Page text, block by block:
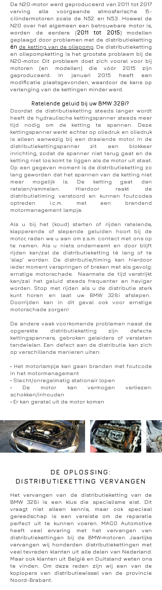
De N20-motor werd geproduceerd van 2011 tot 2017
verving alle voorgaande atmosferische 6-
cilindermotoren zoals de N52 en N53. Hoewel de
N20 over het algemeen een betrouwbare motor is,
worden de eerdere (2011 tot 2015) modellen
geplaagd door problemen met de distributieketting
én de ketting van de oliepomp . De distributieketting
en oliepompketting is het grootste probleem bij de
N20-motor. Dit probleem doet zich vooral voor bij
motoren (en modellen) die vóór 2015 zijn
geproduceerd. In januari 2015 heeft een
modificatie plaatsgevonden, waardoor de kans op
verlenging van de kettingen minder werd.
Ratelende geluid bij uw BMW 328i?
Doordat de distributieketting steeds langer wordt
heeft de hydraulische kettingspanner steeds meer
tijd nodig om de ketting te spannen. Deze
kettingspanner werkt echter op oliedruk en oliedruk
is alleen aanwezig bij een draaiende motor. In de
distributiekettingspanner zit een blokkeer
inrichting, zodat de spanner niet terug gaat en de
ketting niet los komt te liggen als de motor uit staat.
Op een gegeven moment is de distributieketting zo
lang geworden dat het spannen van de ketting niet
meer mogelijk is. De ketting gaat dan
ratelen/rammelen. Hierdoor raakt de
distributietiming verstoord en kunnen foutcodes
optreden i.c.m. met een brandend
motormanagement lampje.
Als u bij het (koud) starten of rijden ratelende,
klapperende of slepende geluiden hoort bij de
motor, raden we u aan om z.s.m. contact met ons op
te nemen. Als u niets onderneemt en door blijft
rijden kan/zal de distributieketting té lang of te
‘slap’ worden. De distributie/timing kan hierdoor
ieder moment verspringen of breken met als gevolg:
ernstige motorschade. Naarmate de tijd verstrijkt
kan/zal het geluid steeds frequenter en heviger
worden. Stop met rijden als u de distributie sterk
kunt horen en laat uw BMW 328i afslepen.
Doorrijden kan in dit geval ook voor ernstige
motorschade zorgen!
De andere vaak voorkomende problemen naast de
opgerekte distributieketting zijn defecte
kettingspanners, gebroken geleiders of versleten
tandwielen. Een defect aan de distributie kan zich
op verschillende manieren uiten:
• Het motorlampje kan gaan branden met foutcode
in het motormanagement
• Slecht/onregelmatig stationair lopen
• De motor kan vermogen verliezen:
schokken/inhouden
• Er kan geratel uit de motor komen
DE OPLOSSING:
DISTRIBUTIEKETTING VERVANGEN
Het vervangen van de distributieketting van de
BMW 328i is een klus die specialisme eist. Dit
vraagt niet alleen kennis, maar ook speciaal
gereedschap is een vereiste om de reparatie
perfect uit te kunnen voeren. MAGO Automotive
heeft veel ervaring met het vervangen van
distributiekettingen bij de BMW-motoren. Jaarlijks
vervangen wij honderden distributiekettingen met
veel tevreden klanten uit alle delen van Nederland.
Maar ook klanten uit België en Duitsland weten ons
te vinden. Om deze reden zijn wij een van de
koplopers van distributiewissel van de provincie
Noord-Brabant.